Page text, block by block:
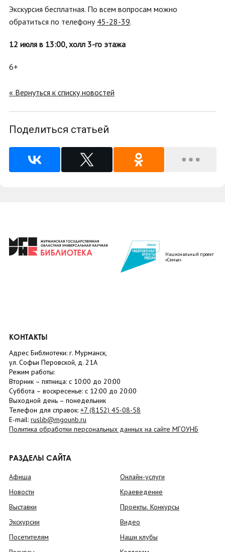
Экскурсия бесплатная. По всем вопросам можно
обратиться по телефону 45-28-39.
12 июля в 13:00, холл 3-го этажа
6+
« Вернуться к списку новостей
Поделиться статьей
Национальный проект
«Семья»
КОНТАКТЫ
Адрес Библиотеки: г. Мурманск,
ул. Софьи Перовской, д. 21А
Режим работы:
Вторник – пятница: с 10:00 до 20:00
Суббота – воскресенье: c 12:00 до 20:00
Выходной день – понедельник
Телефон для справок: +7 (8152) 45-08-58
E-mail: ruslib@mgounb.ru
Политика обработки персональных данных на сайте МГОУНБ
РАЗДЕЛЫ САЙТА
Афиша
Новости
Выставки
Экскурсии
Посетителям
Онлайн-услуги
Краеведение
Проекты. Конкурсы
Видео
Наши клубы